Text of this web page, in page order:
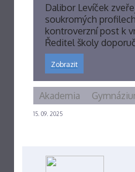
Dalibor Levíček
soukromých
kontroverzní post k
Ředitel školy
Zobrazit
15. 09. 2025
Akademia